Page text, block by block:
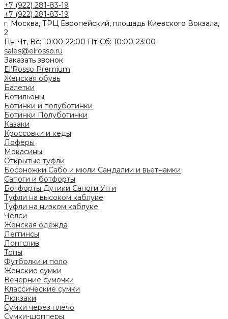
+7 (922) 281-83-19
+7 (922) 281-83-19
г. Москва, ТРЦ Европейский, площадь Киевского Вокзала,
2
Пн-Чт, Вс: 10:00-22:00 Пт-Сб: 10:00-23:00
sales@elrosso.ru
Заказать звонок
El’Rosso Premium
Женская обувь
Балетки
Ботильоны
Ботинки и полуботинки
Ботинки Полуботинки
Казаки
Кроссовки и кеды
Лоферы
Мокасины
Открытые туфли
Босоножки Сабо и мюли Сандалии и вьетнамки
Сапоги и ботфорты
Ботфорты Дутики Сапоги Угги
Туфли на высоком каблуке
Туфли на низком каблуке
Челси
Женская одежда
Леггинсы
Лонгслив
Топы
Футболки и поло
Женские сумки
Вечерние сумочки
Классические сумки
Рюкзаки
Сумки через плечо
Сумки-шопперы